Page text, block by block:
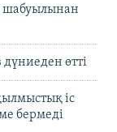
шабуылынан
өтті
іс
бермеді